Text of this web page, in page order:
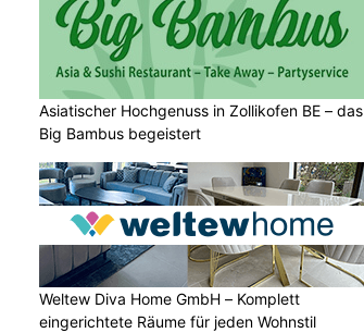
Asiatischer Hochgenuss in Zollikofen BE – das
Big Bambus begeistert
Weltew Diva Home GmbH – Komplett
eingerichtete Räume für jeden Wohnstil